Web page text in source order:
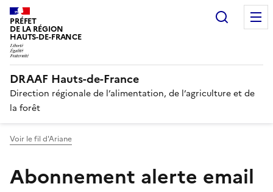
PRÉFET
DE LA RÉGION
HAUTS-DE-FRANCE
DRAAF Hauts-de-France
Direction régionale de l’alimentation, de l’agriculture et de
la forêt
Voir le fil d'Ariane
Abonnement alerte email